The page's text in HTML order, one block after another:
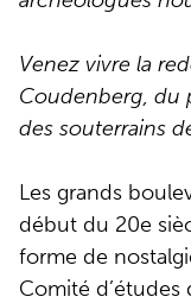
Venez vivre la
Coudenberg, du
des souterrains
Les grands
début du 20e
forme de
Comité d’études